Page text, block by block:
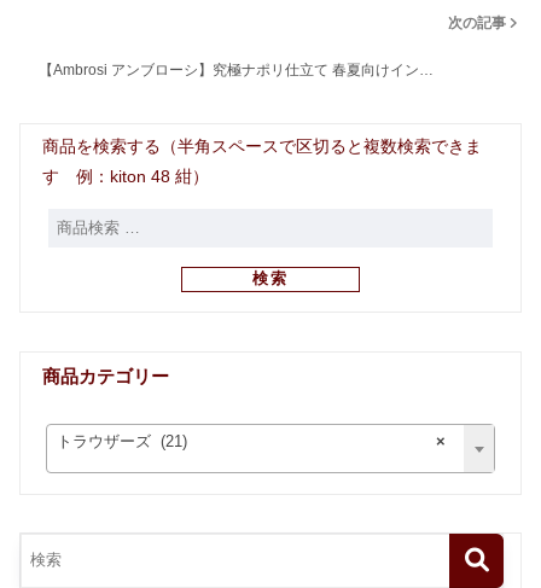
次の記事
【Ambrosi アンブローシ】究極ナポリ仕立て 春夏向けイン…
商品を検索する（半角スペースで区切ると複数検索できま
す 例：kiton 48 紺）
検索
商品カテゴリー
×
トラウザーズ (21)